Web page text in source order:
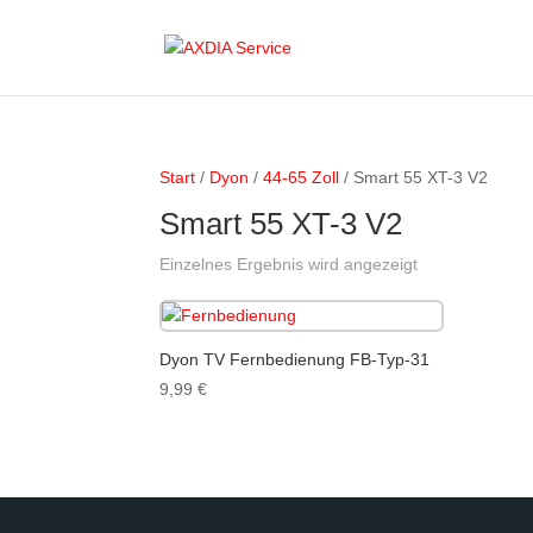
Start / Dyon /44-65 Zoll / Smart 55 XT-3 V2
Smart 55 XT-3 V2
Einzelnes Ergebnis wird angezeigt
Dyon TV Fernbedienung FB-Typ-31
9,99€